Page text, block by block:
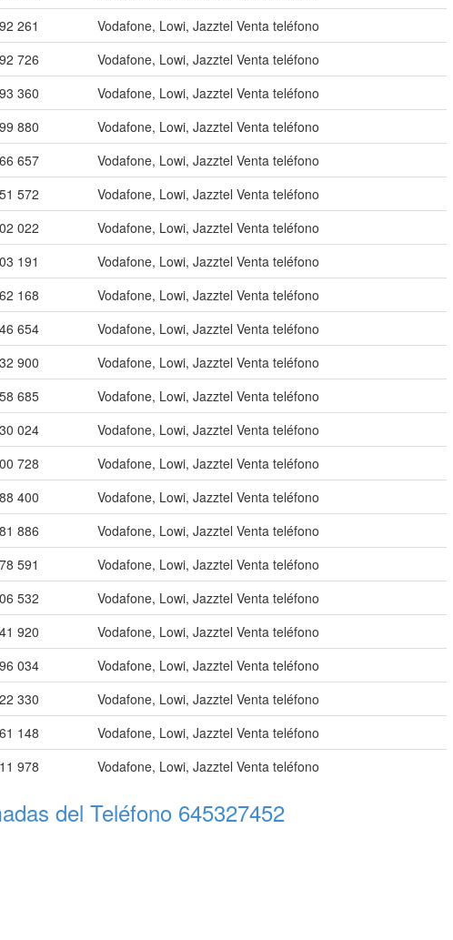
261
Vodafone, Lowi, Jazztel Venta teléfono
726
Vodafone, Lowi, Jazztel Venta teléfono
360
Vodafone, Lowi, Jazztel Venta teléfono
880
Vodafone, Lowi, Jazztel Venta teléfono
657
Vodafone, Lowi, Jazztel Venta teléfono
572
Vodafone, Lowi, Jazztel Venta teléfono
022
Vodafone, Lowi, Jazztel Venta teléfono
191
Vodafone, Lowi, Jazztel Venta teléfono
168
Vodafone, Lowi, Jazztel Venta teléfono
654
Vodafone, Lowi, Jazztel Venta teléfono
900
Vodafone, Lowi, Jazztel Venta teléfono
685
Vodafone, Lowi, Jazztel Venta teléfono
024
Vodafone, Lowi, Jazztel Venta teléfono
728
Vodafone, Lowi, Jazztel Venta teléfono
400
Vodafone, Lowi, Jazztel Venta teléfono
886
Vodafone, Lowi, Jazztel Venta teléfono
591
Vodafone, Lowi, Jazztel Venta teléfono
532
Vodafone, Lowi, Jazztel Venta teléfono
920
Vodafone, Lowi, Jazztel Venta teléfono
034
Vodafone, Lowi, Jazztel Venta teléfono
330
Vodafone, Lowi, Jazztel Venta teléfono
148
Vodafone, Lowi, Jazztel Venta teléfono
978 Vodafone, Lowi, Jazztel Venta teléfono
del Teléfono 645327452